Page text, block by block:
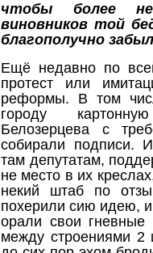
чтобы более
виновников той
благополучно
Ещё недавно по
протест или
реформы. В том
городу
Белозерцева с
собирали подписи.
там депутатам,
не место в их
некий штаб по
похерили сию идею,
орали свои гневные
между строениями 2